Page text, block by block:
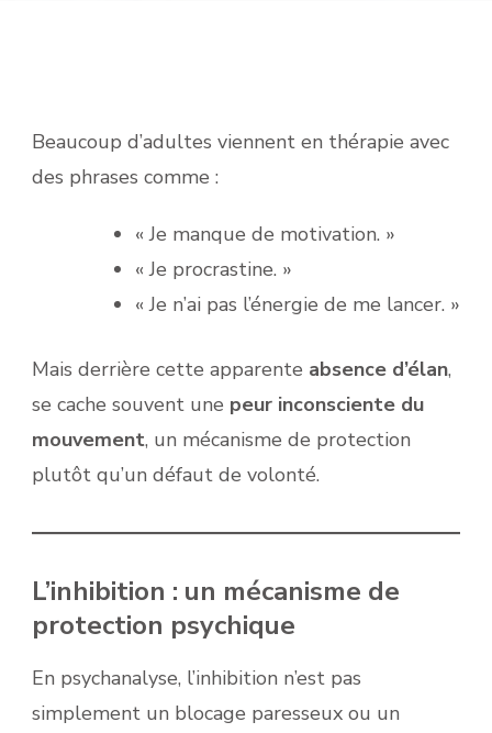
Beaucoup d’adultes viennent en thérapie avec
des phrases comme :
« Je manque de motivation. »
« Je procrastine. »
« Je n’ai pas l’énergie de me lancer. »
Mais derrière cette apparente absence d’élan,
se cache souvent une peur inconsciente du
mouvement, un mécanisme de protection
plutôt qu’un défaut de volonté.
L’inhibition : un mécanisme de
protection psychique
En psychanalyse, l’inhibition n’est pas
simplement un blocage paresseux ou un